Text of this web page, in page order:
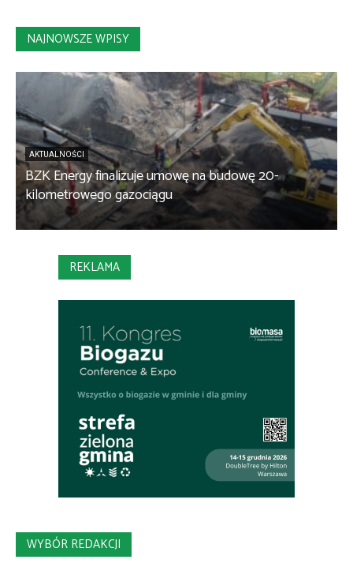
NAJNOWSZE WPISY
AKTUALNOŚCI
BZK Energy finalizuje umowę na budowę 20-
kilometrowego gazociągu
REKLAMA
WYBÓR REDAKCJI